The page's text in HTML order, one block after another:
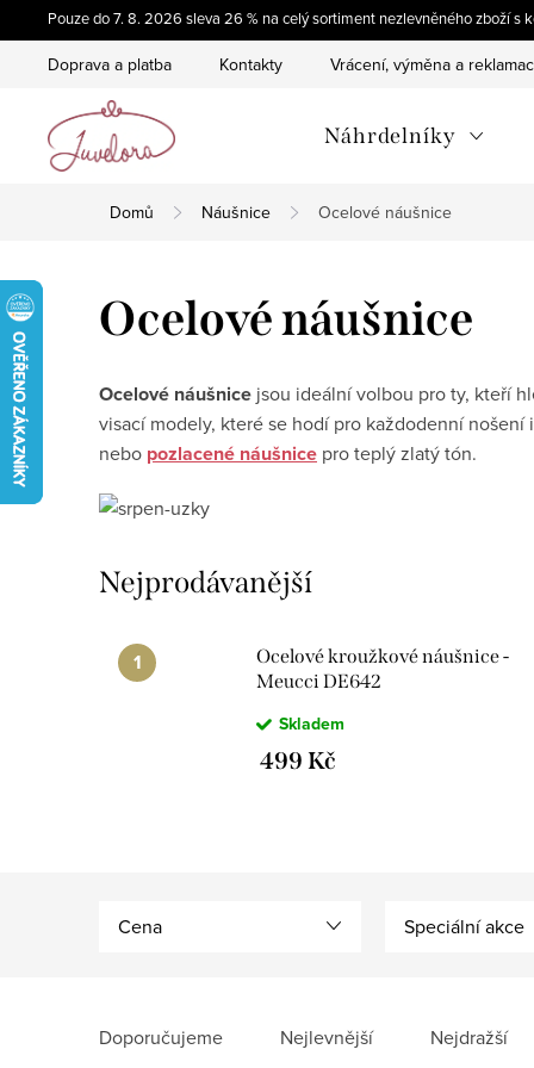
na
Pouze do 7. 8. 2026 sleva 26 % na celý sortiment nezlevněného zboží s
Doprava a platba Kontakty Vrácení, výměna a
Náhrdelníky
Domů Náušnice Ocelové náušnice
Ocelové náušnice
Ocelové náušnice jsou ideální volbou pro ty, kteří
visací modely, které se hodí pro každodenní
nebo pozlacené náušnice pro teplý zlatý tón.
Nejprodávanější
Ocelové kroužkové náušnice -
Meucci DE642
Skladem
499 Kč
Cena Speciální akce
ý
Ř
Doporučujeme Nejlevnější Nejdražší